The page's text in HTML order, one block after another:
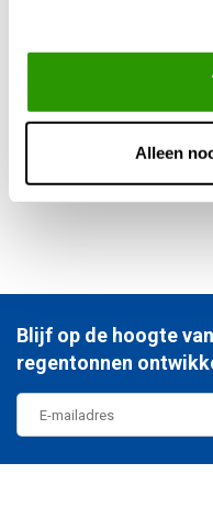
Alleen
€37,07
Blijf op de hoogte
regentonnen